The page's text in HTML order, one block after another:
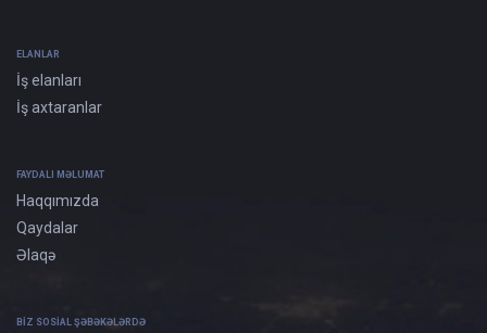
ELANLAR
İş elanları
İş axtaranlar
FAYDALI MƏLUMAT
Haqqımızda
Qaydalar
Əlaqə
BIZ SOSIAL ŞƏBƏKƏLƏRDƏ